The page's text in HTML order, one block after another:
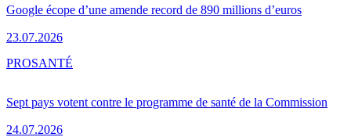
Google écope d’une amende record de 890 millions d’euros
23.07.2026
Sept pays votent contre le programme de santé de la Commission
24.07.2026
PROSANTÉ